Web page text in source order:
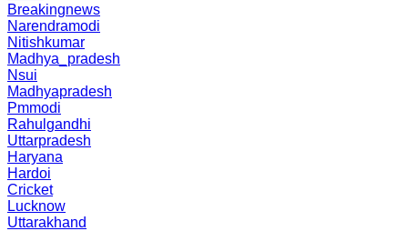
Breakingnews
Narendramodi
Nitishkumar
Madhya_pradesh
Nsui
Madhyapradesh
Pmmodi
Rahulgandhi
Uttarpradesh
Haryana
Hardoi
Cricket
Lucknow
Uttarakhand